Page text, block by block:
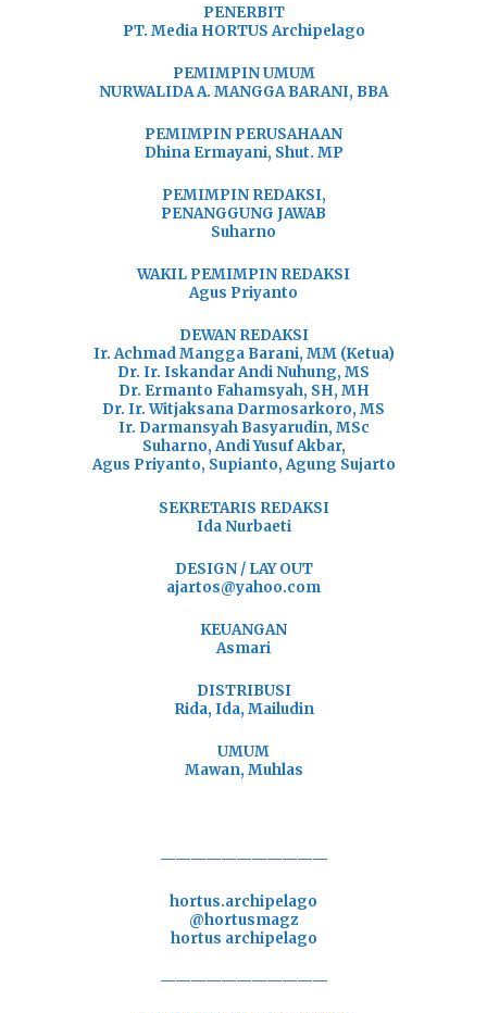
PENERBIT
PT. Media HORTUS Archipelago
PEMIMPIN UMUM
NURWALIDA A. MANGGA BARANI, BBA
PEMIMPIN PERUSAHAAN
Dhina Ermayani, Shut. MP
PEMIMPIN REDAKSI,
PENANGGUNG JAWAB
Suharno
WAKIL PEMIMPIN REDAKSI
Agus Priyanto
DEWAN REDAKSI
Ir. Achmad Mangga Barani, MM (Ketua)
Dr. Ir. Iskandar Andi Nuhung, MS
Dr. Ermanto Fahamsyah, SH, MH
Dr. Ir. Witjaksana Darmosarkoro, MS
Ir. Darmansyah Basyarudin, MSc
Suharno, Andi Yusuf Akbar,
Agus Priyanto, Supianto, Agung Sujarto
SEKRETARIS REDAKSI
Ida Nurbaeti
DESIGN / LAY OUT
ajartos@yahoo.com
KEUANGAN
Asmari
DISTRIBUSI
Rida, Ida, Mailudin
UMUM
Mawan, Muhlas
———————————
hortus.archipelago
@hortusmagz
hortus archipelago
———————————